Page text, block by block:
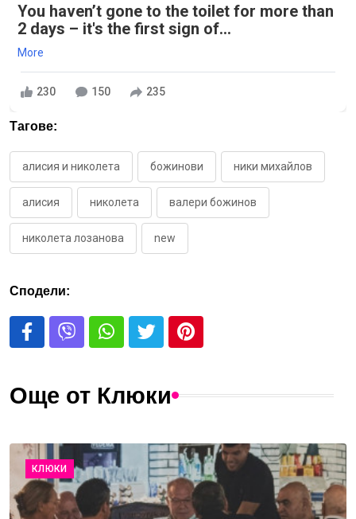
You haven’t gone to the toilet for more than
2 days – it's the first sign of...
More
230 150 235
Тагове:
алисия и николета божинови ники михайлов
алисия николета валери божинов
николета лозанова new
Сподели:
Още от Клюки
КЛЮКИ